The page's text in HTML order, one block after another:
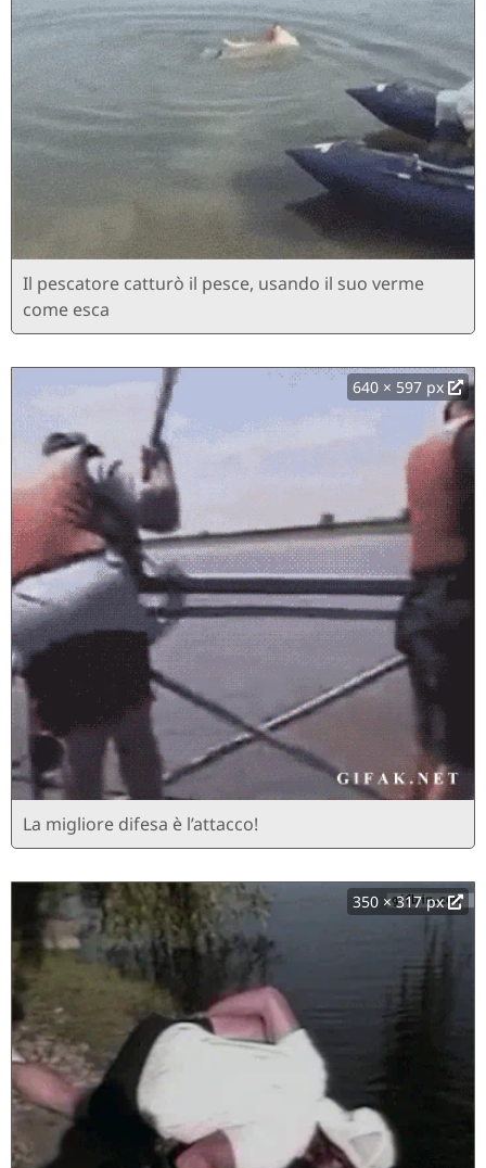
Il pescatore catturò il pesce, usando il suo verme
come esca
640 × 597 px
La migliore difesa è l’attacco!
350 × 317 px